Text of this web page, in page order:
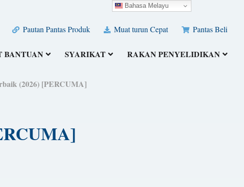
Pautan Pantas Produk Muat turun Cepat Pantas Beli
BANTUAN SYARIKAT RAKAN PENYELIDIKAN
(2026) [PERCUMA]
Bahasa Melayu